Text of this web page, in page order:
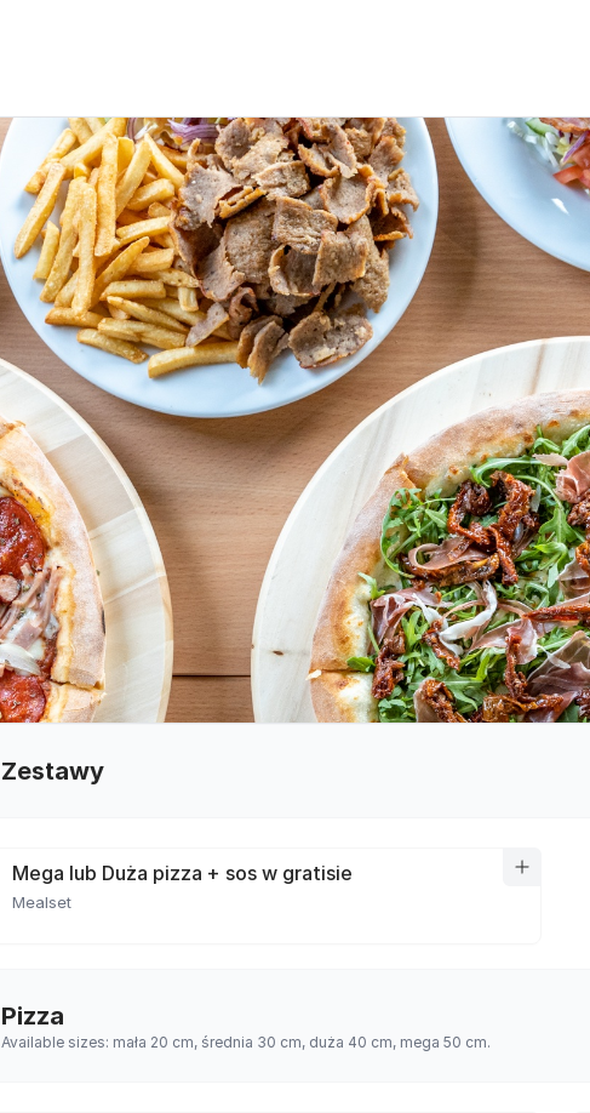
Zestawy
Mega lub Duża pizza + sos w gratisie
Mealset
Pizza
Available sizes: mała 20 cm, średnia 30 cm, duża 40 cm, mega 50 cm.